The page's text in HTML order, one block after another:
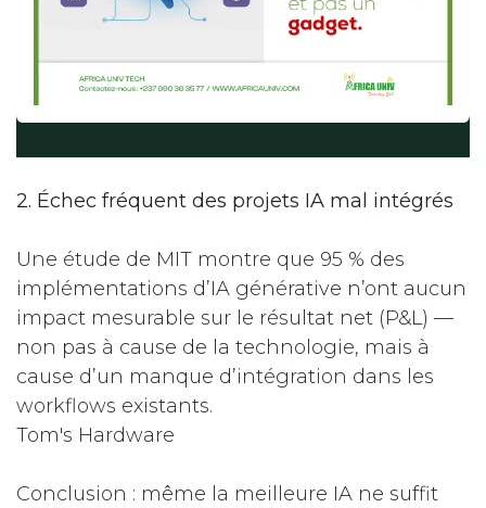
2. Échec fréquent des projets IA mal intégrés
Une étude de MIT montre que 95 % des
implémentations d’IA générative n’ont aucun
impact mesurable sur le résultat net (P&L) —
non pas à cause de la technologie, mais à
cause d’un manque d’intégration dans les
workflows existants.
Tom's Hardware
Conclusion : même la meilleure IA ne suffit